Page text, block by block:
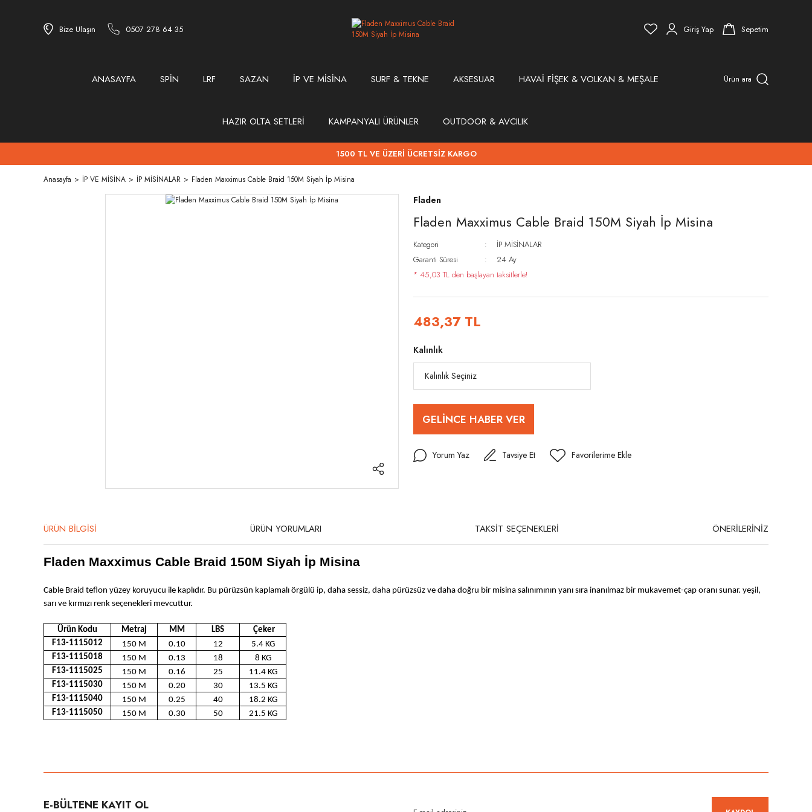
Bize Ulaşın 0507 278 64 35 Giriş Yap Sepetim
ANASAYFA SPİN LRF SAZAN İP VE MİSİNA SURF & TEKNE AKSESUAR HAVAİ FİŞEK & VOLKAN & MEŞALE
HAZIR OLTA SETLERİ KAMPANYALI ÜRÜNLER OUTDOOR & AVCILIK
Ürün ara
1500 TL VE ÜZERİ ÜCRETSİZ KARGO
Anasayfa İP VE MİSİNA İP MİSİNALAR Fladen Maxximus Cable Braid 150M Siyah İp Misina
Fladen
Fladen Maxximus Cable Braid 150M Siyah İp Misina
Kategori
İP MİSİNALAR
Garanti Süresi
24 Ay
* 45,03 TL den başlayan taksitlerle!
483,37 TL
Kalınlık
GELİNCE HABER VER
Yorum Yaz Tavsiye Et
ÜRÜN BİLGİSİ ÜRÜN YORUMLARI TAKSİT SEÇENEKLERİ ÖNERİLERİNİZ
Fladen Maxximus Cable Braid 150M Siyah İp Misina
Cable Braid teflon yüzey koruyucu ile kaplıdır. Bu pürüzsün kaplamalı örgülü ip, daha sessiz, daha pürüzsüz ve daha doğru bir misina salınımının yanı sıra inanılmaz bir mukavemet-çap oranı sunar. yeşil,
sarı ve kırmızı renk seçenekleri mevcuttur.
Ürün Kodu Metraj MM LBS
Çeker
F13-1115012
150 M 0.10 12
5.4 KG
F13-1115018
150 M 0.13 18
8 KG
F13-1115025
150 M 0.16 25
11.4 KG
F13-1115030
150 M 0.20 30
13.5 KG
F13-1115040
150 M 0.25 40
18.2 KG
F13-1115050
150 M 0.30 50 21.5 KG
Ürün açıklamasında eksik bilgiler bulunuyor.
E-BÜLTENE KAYIT OL